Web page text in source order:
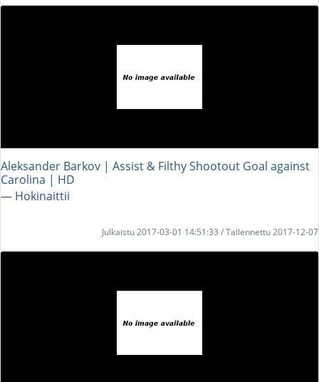
Aleksander Barkov | Assist & Filthy Shootout Goal against
Carolina | HD
― Hokinaittii
Julkaistu 2017-03-01 14:51:33 / Tallennettu 2017-12-07